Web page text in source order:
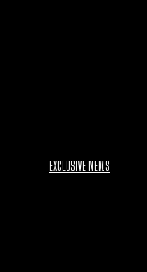
EXCLUSIVE NEWS